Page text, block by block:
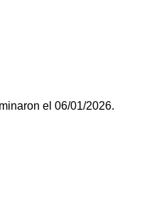
el 06/01/2026.